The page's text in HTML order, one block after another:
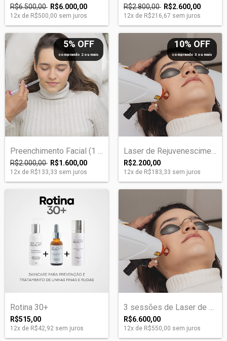
R$6.500,00 R$6.000,00
12x de R$500,00 sem juros
R$2.800,00 R$2.600,00
12x de R$216,67 sem juros
5% OFF
comprando 2 ou mais
Preenchimento Facial (1 seringa)
R$2.000,00 R$1.600,00
12x de R$133,33 sem juros
10% OFF
comprando 3 ou mais
Laser de Rejuvenescimento Facial, Pescoç...
R$2.200,00
12x de R$183,33 sem juros
Rotina 30+
R$515,00
12x de R$42,92 sem juros
3 sessões de Laser de Rejuvenescimento F...
R$6.600,00
12x de R$550,00 sem juros